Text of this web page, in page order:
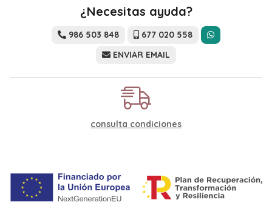
¿Necesitas ayuda?
986 503 848
677 020 558
ENVIAR EMAIL
consulta condiciones